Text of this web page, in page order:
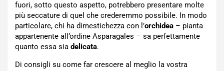
fuori, sotto questo aspetto, potrebbero presentare molte
più seccature di quel che crederemmo possibile. In modo
particolare, chi ha dimestichezza con l’orchidea – pianta
appartenente all’ordine Asparagales – sa perfettamente
quanto essa sia delicata.
Di consigli su come far crescere al meglio la vostra